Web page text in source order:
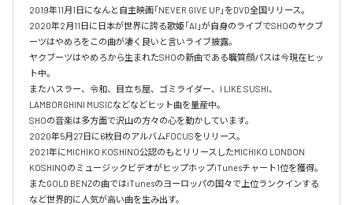
2019年11月1日になんと自主映画「NEVER GIVE UP」をDVD全国リリース。
2020年2月11日に日本が世界に誇る歌姫「AI」が自身のライブでSHOのヤクブ
ーツはやめろをこの曲が凄く良いと言いライブ披露。
ヤクブーツはやめろから生まれたSHOの新曲である職質顔パスは今現在ヒッ
ト中。
またハスラー、令和、目立ち屋、ゴミライダー、I LIKE SUSHI、
LAMBORGHINI MUSICなどなどヒット曲を量産中。
SHOの音楽は多方面で沢山の方々の心を動かしています。
2020年5月27日に6枚目のアルバムFOCUSをリリース。
2021年にMICHIKO KOSHINO公認のもとリリースしたMICHIKO LONDON
KOSHINOのミュージックビデオがヒップホップiTunesチャート1位を獲得。
またGOLD BENZの曲ではiTunesのヨーロッパの国々で上位ランクインする
など世界的に人気が高い曲を生み出す。